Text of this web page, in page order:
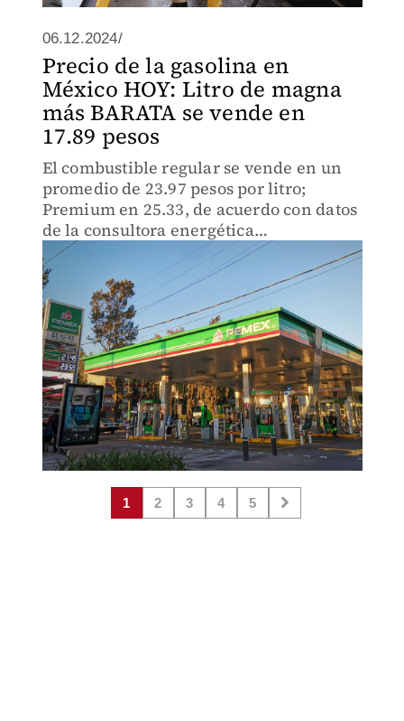
06.12.2024/
Precio de la gasolina en
México HOY: Litro de magna
más BARATA se vende en
17.89 pesos
El combustible regular se vende en un
promedio de 23.97 pesos por litro;
Premium en 25.33, de acuerdo con datos
de la consultora energética
PETROIntelligence.
1 2 3 4 5